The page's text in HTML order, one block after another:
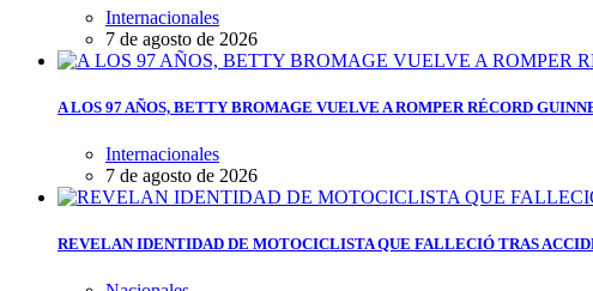
Internacionales
7 de agosto de 2026
A LOS 97 AÑOS, BETTY BROMAGE VUELVE A ROMPER RÉCORD
Internacionales
7 de agosto de 2026
REVELAN IDENTIDAD DE MOTOCICLISTA QUE FALLECIÓ TRAS